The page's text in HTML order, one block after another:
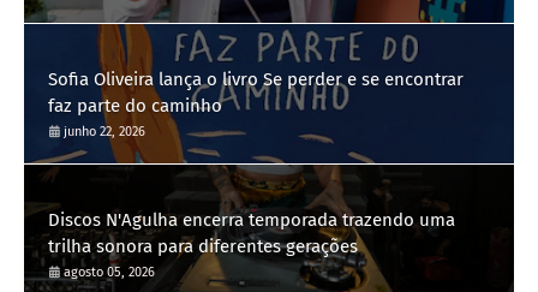
Sofia Oliveira lança o livro Se perder e se encontrar
faz parte do caminho
junho 22, 2026
Discos N'Agulha encerra temporada trazendo uma
trilha sonora para diferentes gerações
agosto 05, 2026